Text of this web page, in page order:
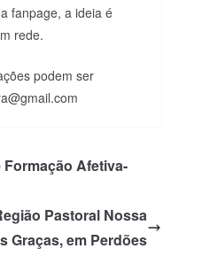
fanpage, a ideia é
rede.
podem ser
Afetiva-
Pastoral Nossa
Graças, em Perdões